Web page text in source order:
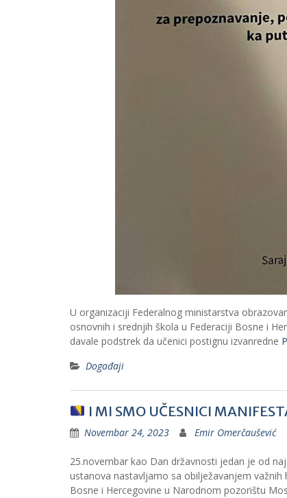
U organizaciji Federalnog ministarstva
osnovnih i srednjih škola u Federaciji Bosne i
davale podstrek da učenici postignu izvanredne
Događaji
I MI SMO UČESNICI
Novembar 24, 2023 Emir Omerčaušević
25.novembar kao Dan državnosti jedan je od
ustanova nastavljamo sa obilježavanjem
Bosne i Hercegovine u Narodnom pozorištu